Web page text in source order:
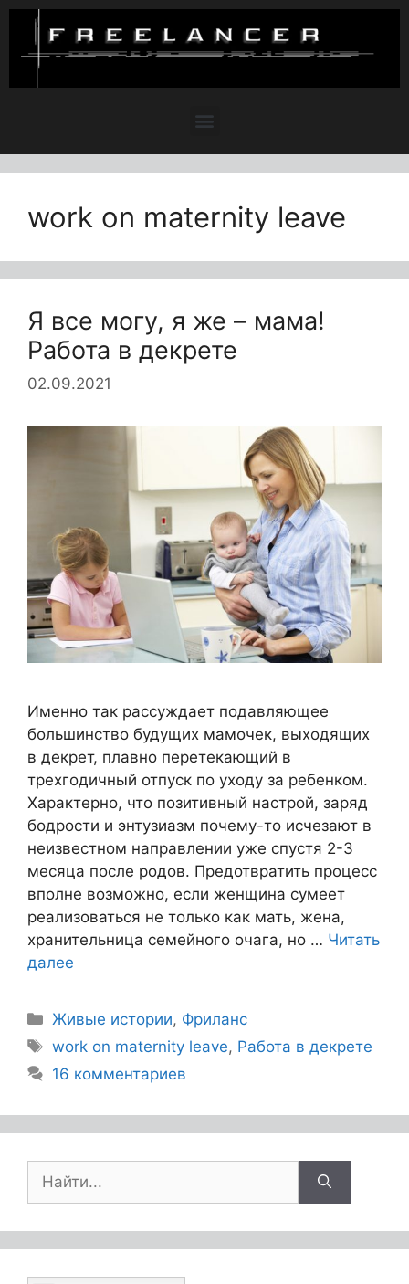
work on maternity leave
Я все могу, я же – мама!
Работа в декрете
02.09.2021
Именно так рассуждает подавляющее
большинство будущих мамочек, выходящих
в декрет, плавно перетекающий в
трехгодичный отпуск по уходу за ребенком.
Характерно, что позитивный настрой, заряд
бодрости и энтузиазм почему-то исчезают в
неизвестном направлении уже спустя 2-3
месяца после родов. Предотвратить процесс
вполне возможно, если женщина сумеет
реализоваться не только как мать, жена,
хранительница семейного очага, но … Читать
далее
Живые истории, Фриланс
work on maternity leave, Работа в декрете
16 комментариев